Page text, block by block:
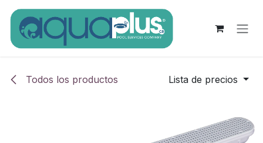
Ir al contenido
Todos los productos Lista de precios